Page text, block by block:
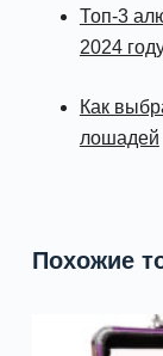
Топ-3
2024
Как
лошадей
Похожие